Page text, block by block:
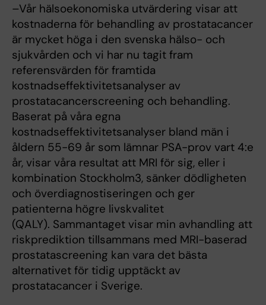
–Vår hälsoekonomiska utvärdering visar att
kostnaderna för behandling av prostatacancer
är mycket höga i den svenska hälso- och
sjukvården och vi har nu tagit fram
referensvärden för framtida
kostnadseffektivitetsanalyser av
prostatacancerscreening och behandling.
Baserat på våra egna
kostnadseffektivitetsanalyser bland män i
åldern 55-69 år som lämnar PSA-prov vart 4:e
år, visar våra resultat att MRI för sig, eller i
kombination Stockholm3, sänker dödligheten
och överdiagnostiseringen och ger
patienterna högre livskvalitet
(QALY). Sammantaget visar min avhandling att
riskprediktion tillsammans med MRI-baserad
prostatascreening kan vara det bästa
alternativet för tidig upptäckt av
prostatacancer i Sverige.